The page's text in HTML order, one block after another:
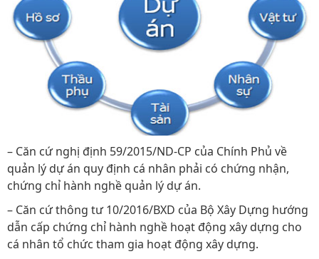
– Căn cứ nghị định 59/2015/ND-CP của Chính Phủ về
quản lý dự án quy định cá nhân phải có chứng nhận,
chứng chỉ hành nghề quản lý dự án.
– Căn cứ thông tư 10/2016/BXD của Bộ Xây Dựng hướng
dẫn cấp chứng chỉ hành nghề hoạt động xây dựng cho
cá nhân tổ chức tham gia hoạt động xây dựng.